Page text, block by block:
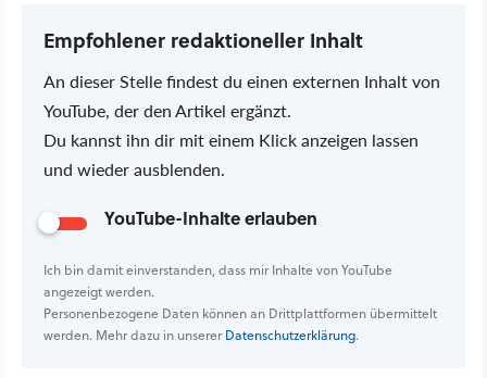
Empfohlener redaktioneller Inhalt
An dieser Stelle findest du einen externen Inhalt von
YouTube, der den Artikel ergänzt.
Du kannst ihn dir mit einem Klick anzeigen lassen
und wieder ausblenden.
YouTube-Inhalte erlauben
Ich bin damit einverstanden, dass mir Inhalte von YouTube
angezeigt werden.
Personenbezogene Daten können an Drittplattformen übermittelt
werden. Mehr dazu in unsererDatenschutzerklärung.